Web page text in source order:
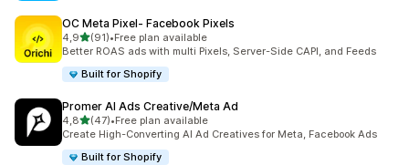
OC Meta Pixel‑ Facebook Pixels
4,95 yıldız üzerinden
(91)
toplam 91 değerlendirme
•Free plan available
Better ROAS ads with multi Pixels, Server-Side CAPI, and Feeds
Built for Shopify
Promer AI Ads Creative/Meta Ad
4,85 yıldız üzerinden
(47)
toplam 47 değerlendirme
•Free plan available
Create High-Converting AI Ad Creatives for Meta, Facebook Ads
Built for Shopify